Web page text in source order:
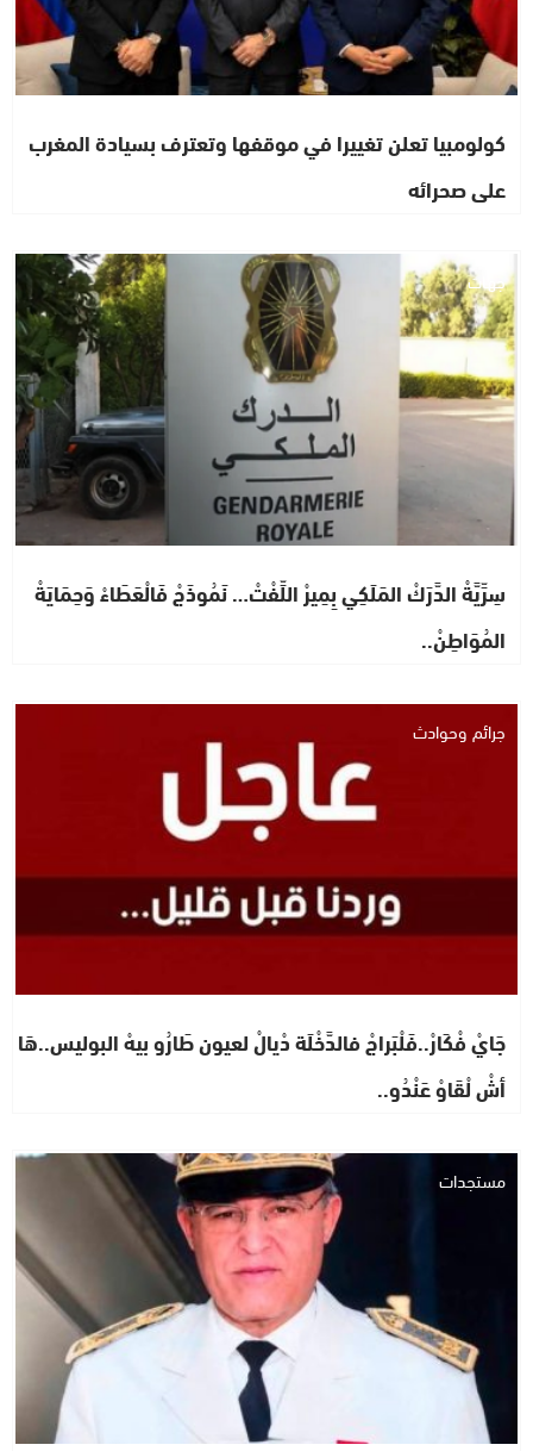
كولومبيا تعلن تغييرا في موقفها وتعترف بسيادة المغرب
على صحرائه
جهات
سِرِّيَّةْ الدَّرَكْ المَلَكِي بِمِيرْ اللِّفْتْ… نَمُوذَجْ فَالْعَطَاءْ وَحِمَايَةْ
المُوَاطِنْ..
جرائم وحوادث
جَايْ فْكَارْ..فَلْبَراجْ فالدَّخْلَة دْيالْ لعيون طَارُو بيهْ البوليس..هَا
أشْ لْقَاوْ عَنْدُو..
مستجدات